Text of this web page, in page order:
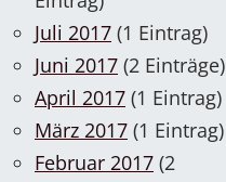
Juli 2017 (1 Eintrag)
Juni 2017 (2 Einträge)
April 2017 (1 Eintrag)
März 2017 (1 Eintrag)
Februar 2017 (2